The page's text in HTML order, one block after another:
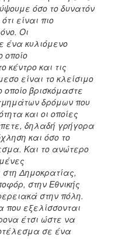
όσο το δυνατόν
είναι πιο
Οι
ένα κυλιόμενο
οποίο
κέντρο και τις
είναι το κλείσιμο
βρισκόμαστε
δρόμων που
και οι οποίες
δηλαδή γρήγορα
και όσο το
Και το ανώτερο
Δημοκρατίας,
στην Εθνικής
στην πόλη.
εξελίσσονται
έτσι ώστε να
σε ένα